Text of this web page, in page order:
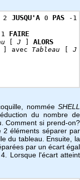
2JUSQU'A 0 PAS -1
1 FAIRE
[ J ] ALORS
] avec Tableau [J
nommée SHELL
du nombre de
Comment si prend-on?
2 éléments séparer par
du tableau. Ensuite, la
par un écart égal
Lorsque l'écart atteint